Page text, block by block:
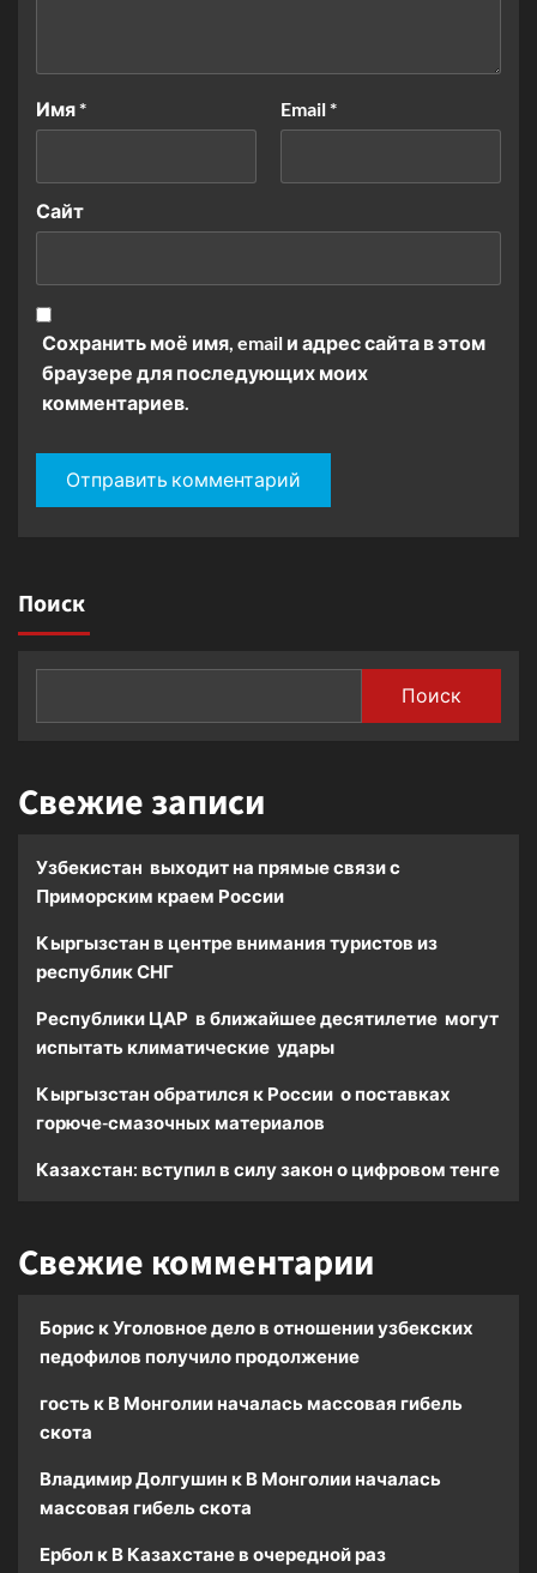
Имя* Email*
Сайт
Сохранить моё имя, email и адрес сайта в этом
браузере для последующих моих
комментариев.
Поиск
Поиск
Свежие записи
Узбекистан выходит на прямые связи с
Приморским краем России
Кыргызстан в центре внимания туристов из
республик СНГ
Республики ЦАР в ближайшее десятилетие могут
испытать климатические удары
Кыргызстан обратился к России о поставках
горюче-смазочных материалов
Казахстан: вступил в силу закон о цифровом тенге
Свежие комментарии
Борис кУголовное дело в отношении узбекских
педофилов получило продолжение
гость к В Монголии началась массовая гибель
скота
Владимир Долгушин к В Монголии началась
массовая гибель скота
Ербол к В Казахстане в очередной раз